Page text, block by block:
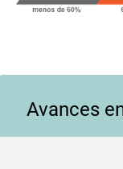
Avances